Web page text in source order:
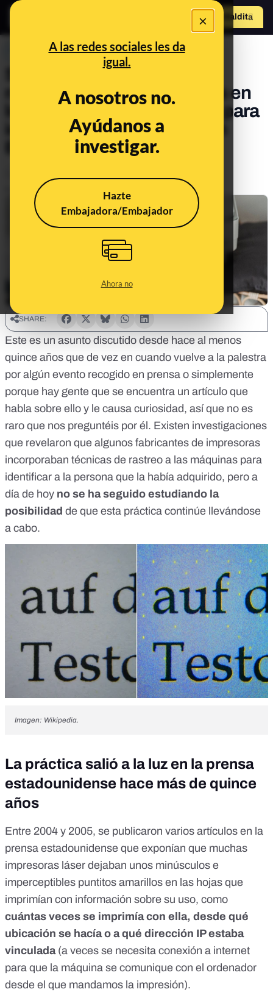
×
A las redes sociales les da
igual.
A nosotros no.
Ayúdanos a
investigar.
Hazte
Embajadora/Embajador
Ahora no
Hazte Maldito
PREBUNKING
Sí, las impresoras dejaban
rastros de puntos amarillos en
los papeles que imprimían para
identificar a los usuarios en
Estados Unidos
Publicado el
SHARE:
Este es un asunto discutido desde hace al menos
quince años que de vez en cuando vuelve a la palestra
por algún evento recogido en prensa o simplemente
porque hay gente que se encuentra un artículo que
habla sobre ello y le causa curiosidad, así que no es
raro que nos preguntéis por él. Existen investigaciones
que revelaron que algunos fabricantes de impresoras
incorporaban técnicas de rastreo a las máquinas para
identificar a la persona que la había adquirido, pero a
día de hoy no se ha seguido estudiando la
posibilidad de que esta práctica continúe llevándose
a cabo.
Imagen: Wikipedia.
La práctica salió a la luz en la prensa
estadounidense hace más de quince
años
Entre 2004 y 2005, se publicaron varios artículos en la
prensa estadounidense que exponían que muchas
impresoras láser dejaban unos minúsculos e
imperceptibles puntitos amarillos en las hojas que
imprimían con información sobre su uso, como
cuántas veces se imprimía con ella, desde qué
ubicación se hacía o a qué dirección IP estaba
vinculada(a veces se necesita conexión a internet
para que la máquina se comunique con el ordenador
desde el que mandamos la impresión).